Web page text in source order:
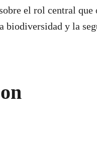
el rol central que
biodiversidad y la